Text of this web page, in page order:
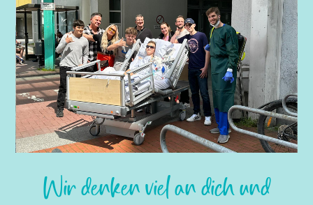
Wir denken viel an dich und